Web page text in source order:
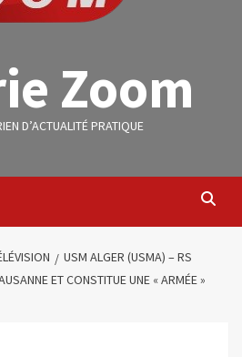
Zoom
D’ACTUALITÉ PRATIQUE
USM ALGER (USMA) – RS
ET CONSTITUE UNE « ARMÉE »